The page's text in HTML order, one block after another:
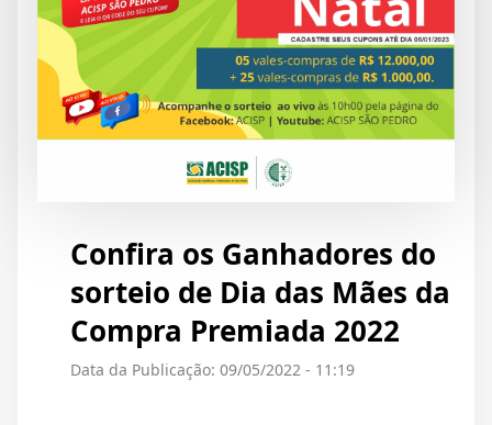
Confira os Ganhadores do
sorteio de Dia das Mães da
Compra Premiada 2022
Data da Publicação: 09/05/2022 - 11:19